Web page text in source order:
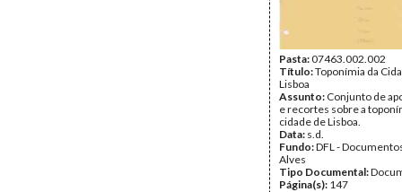
Pasta:07463.002.002
Título:Toponímia da
Lisboa
Assunto: Conjunto de
e recortes sobre a
cidade de Lisboa.
Data: s.d.
Fundo:DFL -
Alves
Tipo Documental:
Página(s): 147